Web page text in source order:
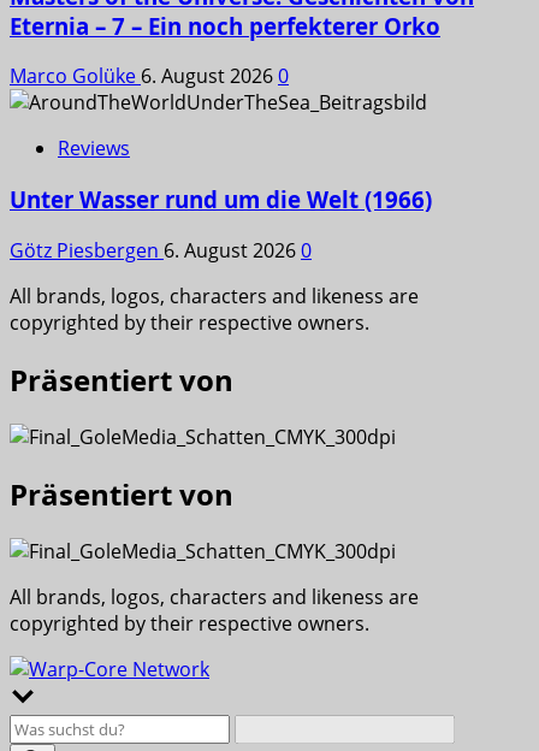
Eternia – 7 – Ein noch perfekterer Orko
Marco Golüke 6. August 20260
Reviews
Unter Wasser rund um die Welt (1966)
Götz Piesbergen 6. August 20260
All brands, logos, characters and likeness are
copyrighted by their respective owners.
Präsentiert von
Präsentiert von
All brands, logos, characters and likeness are
copyrighted by their respective owners.